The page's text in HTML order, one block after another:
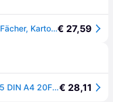
LEITZ Unterschriftenmappe A4, 20 Fächer, Karton/Polypropylen, schwarz€ 27,59
Leitz Unterschriftsmappe 57000095 DIN A4 20Fächer Graupappe schwarz 127047290€ 28,11